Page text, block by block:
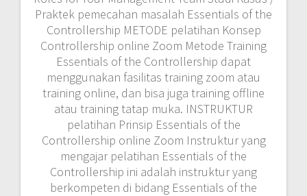
Essentials of the Controllership . Karena
kompleksnya pelatihan ini, maka dibutuhkan
pendalaman yang lebih komprehensif melalui
sebuah training. Dan menjadi sebuah
kebutuhan akan training provider yang
berpengalaman di bidangnya agar tidak
membuat peserta menjadi cepat bosan dan
jenuh dalam mendalami bidang teknik ini.
Jadwal Training Terbaru di Tahun 2026 : · Batch
1 : 23 – 24 Januari 2026 · Batch 2 : 23 – 24
Februari 2026 · Batch 3 : 8 – 9 Maret 2026 ·
Batch 4 : 12 – 13 April 2026 · Batch 5 : 18 – 19